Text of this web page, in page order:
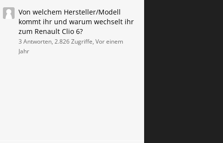
Von welchem Hersteller/Modell
kommt ihr und warum wechselt ihr
zum Renault Clio 6?
3 Antworten, 2.826 Zugriffe, Vor einem
Jahr